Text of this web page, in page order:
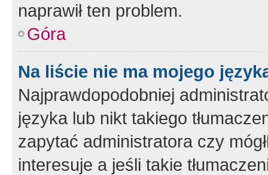
naprawił ten problem.
Góra
Na liście nie ma mojego
Najprawdopodobniej
języka lub nikt takiego
zapytać administratora czy
interesuje a jeśli takie